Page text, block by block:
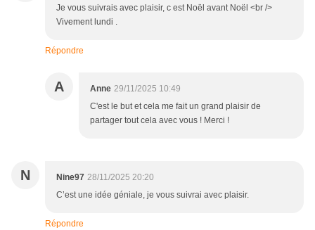
Je vous suivrais avec plaisir, c est Noël avant Noël <br />
Vivement lundi .
Répondre
A Anne 29/11/2025 10:49
C'est le but et cela me fait un grand plaisir de
partager tout cela avec vous ! Merci !
N Nine97 28/11/2025 20:20
C’est une idée géniale, je vous suivrai avec plaisir.
Répondre